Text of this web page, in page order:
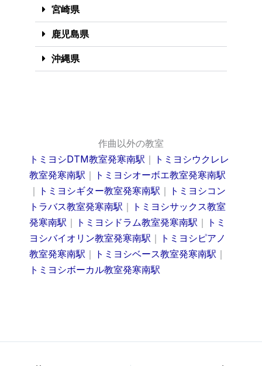
宮崎県
鹿児島県
沖縄県
作曲以外の教室
トミヨシDTM教室発寒南駅 ｜ トミヨシウクレレ
教室発寒南駅 ｜ トミヨシオーボエ教室発寒南駅
｜ トミヨシギター教室発寒南駅 ｜ トミヨシコン
トラバス教室発寒南駅 ｜ トミヨシサックス教室
発寒南駅 ｜ トミヨシドラム教室発寒南駅 ｜ トミ
ヨシバイオリン教室発寒南駅 ｜ トミヨシピアノ
教室発寒南駅 ｜ トミヨシベース教室発寒南駅 ｜
トミヨシボーカル教室発寒南駅